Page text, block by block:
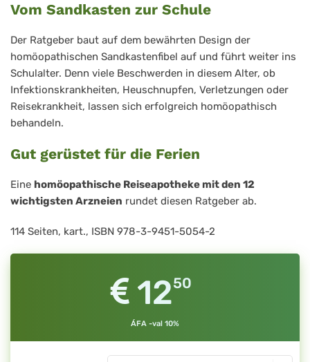
Vom Sandkasten zur Schule
Der Ratgeber baut auf dem bewährten Design der
homöopathischen Sandkastenfibel auf und führt weiter ins
Schulalter. Denn viele Beschwerden in diesem Alter, ob
Infektionskrankheiten, Heuschnupfen, Verletzungen oder
Reisekrankheit, lassen sich erfolgreich homöopathisch
behandeln.
Gut gerüstet für die Ferien
Eine homöopathische Reiseapotheke mit den 12
wichtigsten Arzneien rundet diesen Ratgeber ab.
114 Seiten, kart., ISBN 978-3-9451-5054-2
1250
ÁFA -val 10%